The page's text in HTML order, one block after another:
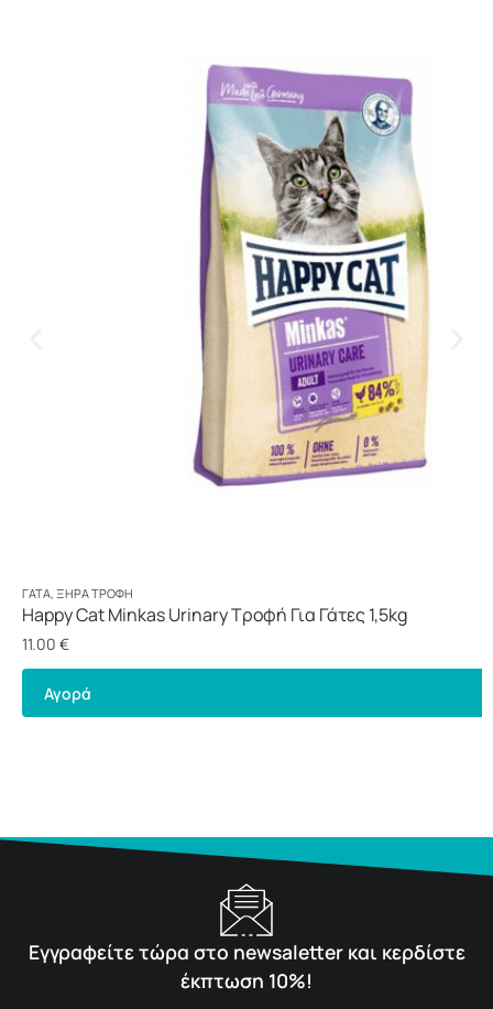
ΓΆΤΑ, ΞΗΡΆ ΤΡΟΦΉ
Happy Cat Minkas Urinary Τροφή Για Γάτες 1,5kg
11.00 €
Αγορά
Εγγραφείτε τώρα στο newsaletter και κερδίστε
έκπτωση 10%!